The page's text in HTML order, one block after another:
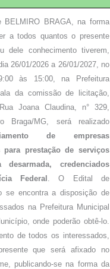
BELMIRO BRAGA, na forma
a todos quantos o presente
dele conhecimento tiverem,
26/01/2026 a 26/01/2027, no
às 15:00, na Prefeitura
da comissão de licitação,
Joana Claudina, n° 329,
Braga/MG, será realizado
de empresas
para prestação de serviços
desarmada, credenciados
Federal
. O Edital de
se encontra a disposição de
na Prefeitura Municipal
onde poderão obtê-lo.
de todos os interessados,
que será afixado no
publicando-se na forma da